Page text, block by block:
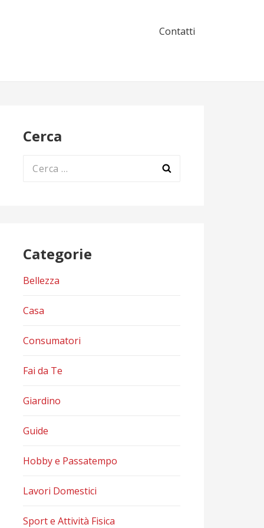
Contatti
Cerca
Ricerca
Categorie
Bellezza
Casa
Consumatori
Fai da Te
Giardino
Guide
Hobby e Passatempo
Lavori Domestici
Sport e Attività Fisica